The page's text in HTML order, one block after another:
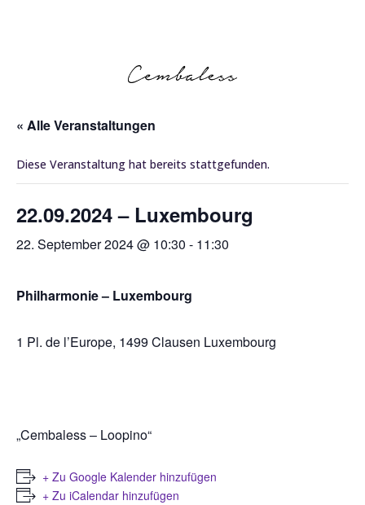
« Alle Veranstaltungen
Diese Veranstaltung hat bereits stattgefunden.
22.09.2024 – Luxembourg
22. September 2024 @ 10:30 - 11:30
Philharmonie – Luxembourg
1 Pl. de l’Europe, 1499 Clausen Luxembourg
„Cembaless – Loopino“
+ Zu Google Kalender hinzufügen
+ Zu iCalendar hinzufügen